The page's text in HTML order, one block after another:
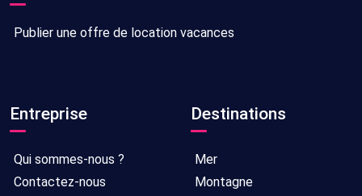
Publier une offre de location vacances
Entreprise
Qui sommes-nous ?
Contactez-nous
Destinations
Mer
Montagne